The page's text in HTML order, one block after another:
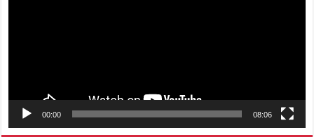
00:00 08:06